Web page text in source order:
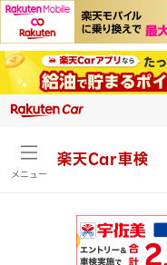
メニュー
楽天Car車検